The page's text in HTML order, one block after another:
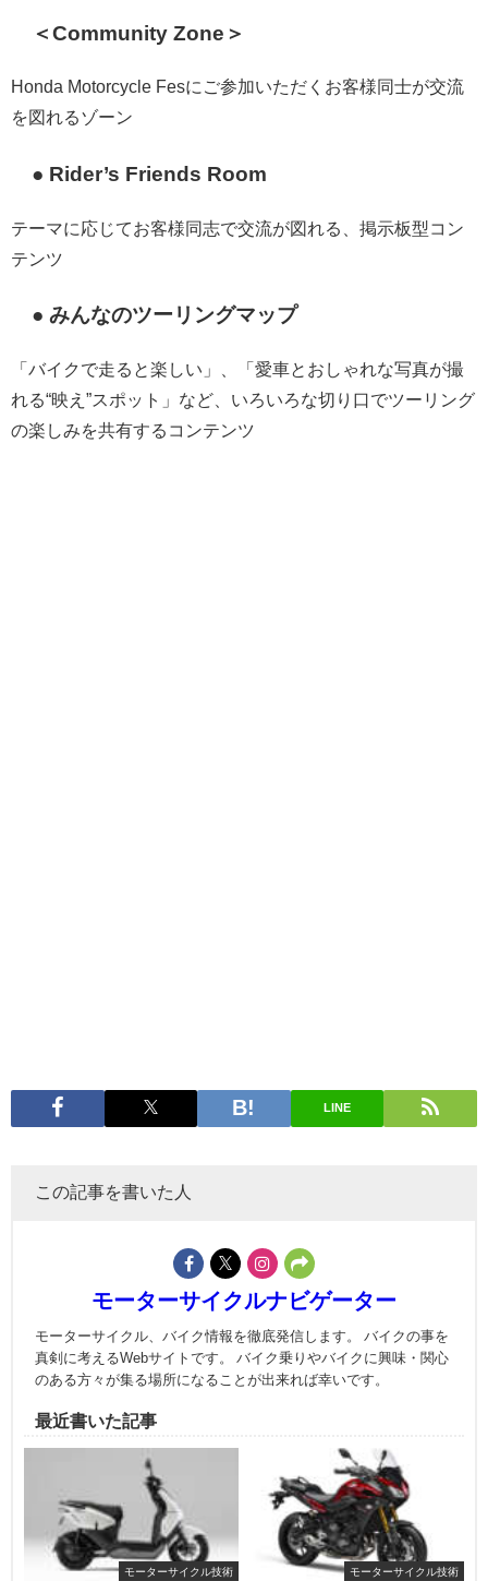
＜Community Zone＞
Honda Motorcycle Fesにご参加いただくお客様同士が交流
を図れるゾーン
● Rider’s Friends Room
テーマに応じてお客様同志で交流が図れる、掲示板型コン
テンツ
● みんなのツーリングマップ
「バイクで走ると楽しい」、「愛車とおしゃれな写真が撮
れる“映え”スポット」など、いろいろな切り口でツーリング
の楽しみを共有するコンテンツ
LINE
この記事を書いた人
モーターサイクルナビゲーター
モーターサイクル、バイク情報を徹底発信します。 バイクの事を
真剣に考えるWebサイトです。 バイク乗りやバイクに興味・関心
のある方々が集る場所になることが出来れば幸いです。
最近書いた記事
モーターサイクル技術 モーターサイクル技術